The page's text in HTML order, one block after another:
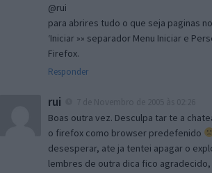
@rui
para abrires tudo o que seja paginas
‘Iniciar »» separador Menu Iniciar e
Firefox.
Responder
rui
Boas outra vez. Desculpa tar te a
o firefox como browser predefenido
desesperar, ate ja tentei apagar o
lembres de outra dica fico